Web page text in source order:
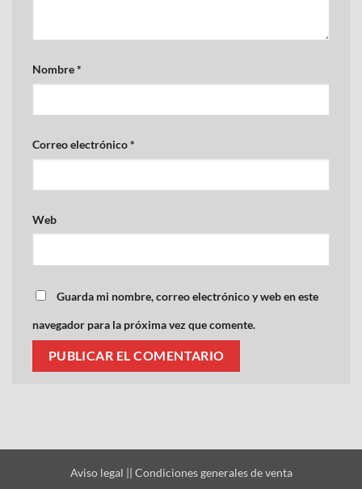
Nombre*
Correo electrónico*
Web
Guarda mi nombre, correo electrónico y web en este
navegador para la próxima vez que comente.
Aviso legal || Condiciones generales de venta